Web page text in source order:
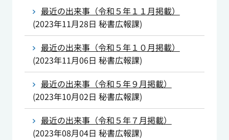
最近の出来事（令和５年１１月掲載）
(2023年11月28日 秘書広報課)
最近の出来事（令和５年１０月掲載）
(2023年11月06日 秘書広報課)
最近の出来事（令和５年９月掲載）
(2023年10月02日 秘書広報課)
最近の出来事（令和５年７月掲載）
(2023年08月04日 秘書広報課)